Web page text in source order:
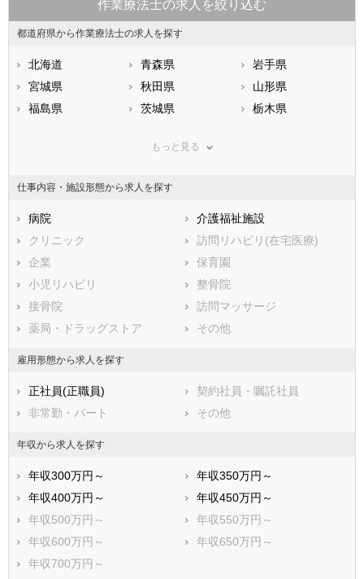
作業療法士の求人を絞り込む
都道府県から作業療法士の求人を探す
北海道 青森県
岩手県
宮城県
秋田県
山形県
福島県
茨城県
栃木県
神奈川県
石川県
福井県
静岡県
三重県
滋賀県
大阪府
兵庫県
鳥取県
広島県
徳島県
香川県
愛媛県
鹿児島県
もっと見る
仕事内容・施設形態から求人を探す
病院
介護福祉施設
クリニック
訪問リハビリ(在宅医療)
企業
保育園
小児リハビリ
整骨院
接骨院
訪問マッサージ
薬局・ドラッグストア
その他
雇用形態から求人を探す
正社員(正職員)
契約社員・嘱託社員
非常勤・パート
その他
年収から求人を探す
年収300万円～
年収350万円～
年収400万円～
年収450万円～
年収500万円～
年収550万円～
年収600万円～
年収650万円～
年収700万円～